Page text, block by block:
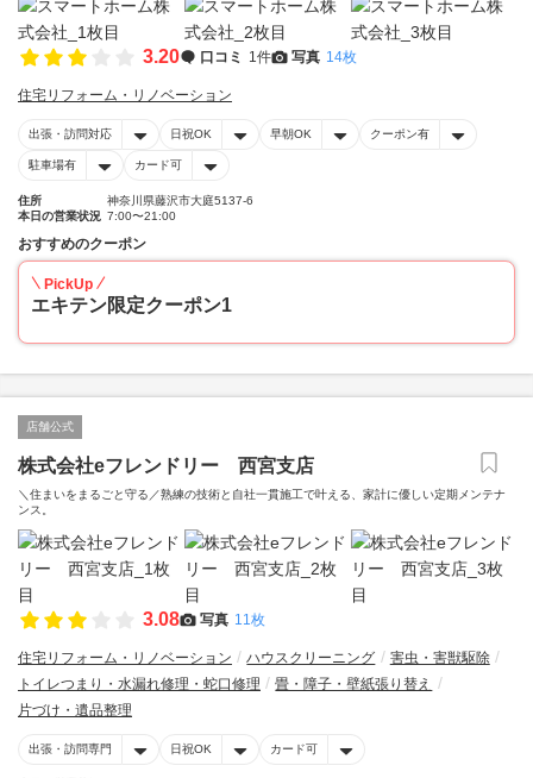
3.20 口コミ 1件 写真 14枚
住宅リフォーム・リノベーション
出張・訪問対応 日祝OK 早朝OK クーポン有
駐車場有 カード可
住所
神奈川県藤沢市大庭5137-6
本日の営業状況 7:00〜21:00
おすすめのクーポン
PickUp
エキテン限定クーポン1
店舗公式
株式会社eフレンドリー 西宮支店
＼住まいをまるごと守る／熟練の技術と自社一貫施工で叶える、家計に優しい定期メンテナ
ンス。
3.08 写真 11枚
住宅リフォーム・リノベーション ハウスクリーニング
害虫・害獣駆除
トイレつまり・水漏れ修理・蛇口修理
畳・障子・壁紙張り替え
片づけ・遺品整理
出張・訪問専門 日祝OK カード可